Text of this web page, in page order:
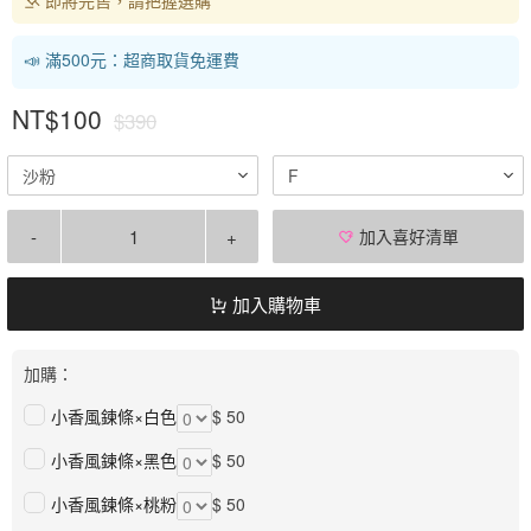
📣 滿500元：超商取貨免運費
NT$100 $390
沙粉 F
- + 加入喜好清單
加入購物車
加購：
小香風鍊條×白色
$ 50
小香風鍊條×黑色
$ 50
小香風鍊條×桃粉
$ 50